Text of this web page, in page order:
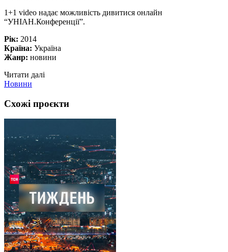
1+1 video надає можливість дивитися онлайн
“УНІАН.Конференції”.
Рік: 2014
Країна: Україна
Жанр: новини
Читати далі
Новини
Схожі проєкти